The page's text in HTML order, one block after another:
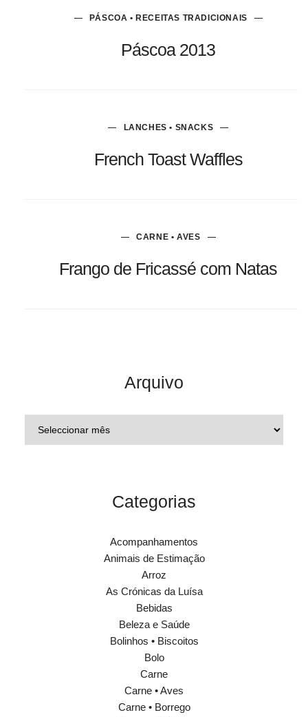
PÁSCOA • RECEITAS TRADICIONAIS
Páscoa 2013
LANCHES • SNACKS
French Toast Waffles
CARNE • AVES
Frango de Fricassé com Natas
Arquivo
Categorias
Acompanhamentos
Animais de Estimação
Arroz
As Crónicas da Luísa
Bebidas
Beleza e Saúde
Bolinhos • Biscoitos
Bolo
Carne
Carne • Aves
Carne • Borrego